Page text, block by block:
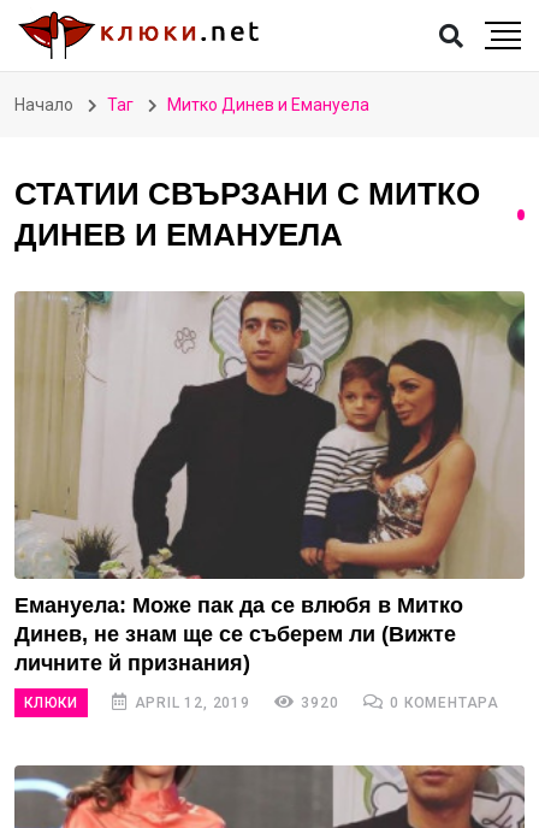
Начало Таг Митко Динев и Емануела
СТАТИИ СВЪРЗАНИ С МИТКО
ДИНЕВ И ЕМАНУЕЛА
Емануела: Може пак да се влюбя в Митко
Динев, не знам ще се съберем ли (Вижте
личните й признания)
КЛЮКИ APRIL 12, 2019 3920 0 КОМЕНТАРА